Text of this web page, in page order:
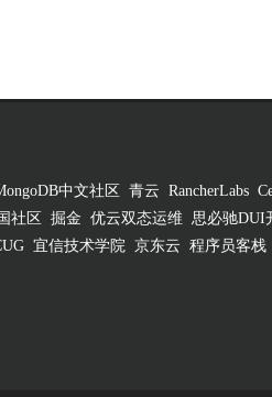
中文社区 青云 RancherLabs
社区 掘金 优云双态运维 思必驰DUI
宜信技术学院 京东云 程序员客栈